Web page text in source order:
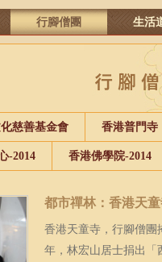
行腳僧團 生活
慈善基金會 香港普門寺
-2014 香港佛學院-2014
都市禪林：香港天
香港天童寺，行腳僧團
年，林宏山居士捐出「